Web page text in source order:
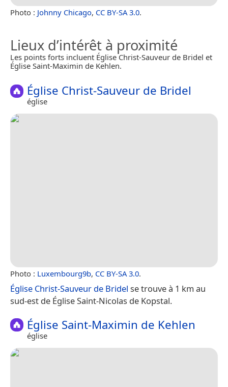
Photo : Johnny Chicago, CC BY-SA 3.0.
Lieux d’intérêt à proximité
Les points forts incluent Église Christ-Sauveur de Bridel et
Église Saint-Maximin de Kehlen.
Église Christ-Sauveur de Bridel
église
Photo : Luxembourg9b, CC BY-SA 3.0.
Église Christ-Sauveur de Bridel se trouve à 1 km au
sud-est de Église Saint-Nicolas de Kopstal.
Église Saint-Maximin de Kehlen
église